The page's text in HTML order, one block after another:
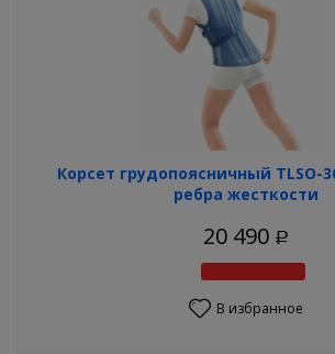
Корсет грудопоясничный TLSO-
ребра жесткости
20 490 Р
В избранное